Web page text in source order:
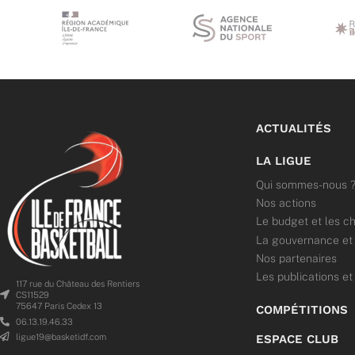
117 rue du Château des Rentiers
CS11529
75647 Paris Cedex 13
06.13.19.46.33
ligue19@basketidf.com
ACTUALITÉS
LA LIGUE
Qui sommes-nous ?
Nos actions
Le budget et les
La gouvernance et
Nos partenaires
Les publications
COMPÉTITIONS
ESPACE CLUB